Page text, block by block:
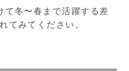
て冬〜春まで活躍する差
てみてください。